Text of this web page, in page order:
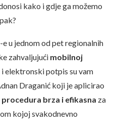
kako i gdje ga možemo
u jednom od pet regionalnih
zahvaljujući mobilnoj
i elektronski potpis su vam
Draganić koji je aplicirao
procedura brza i efikasna za
kojoj svakodnevno